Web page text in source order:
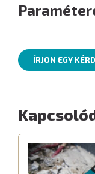
ÍRJON EGY